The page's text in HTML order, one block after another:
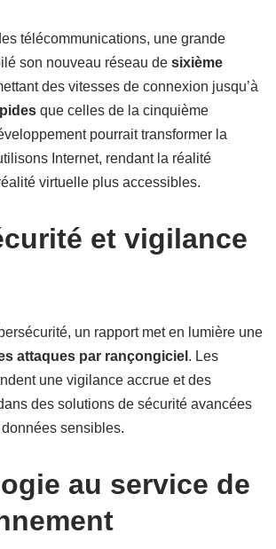
télécommunications, une grande
son nouveau réseau de sixième
des vitesses de connexion jusqu’à
que celles de la cinquième
pourrait transformer la
Internet, rendant la réalité
virtuelle plus accessibles.
et vigilance
un rapport met en lumière une
attaques par rançongiciel . Les
une vigilance accrue et des
des solutions de sécurité avancées
sensibles.
au service de